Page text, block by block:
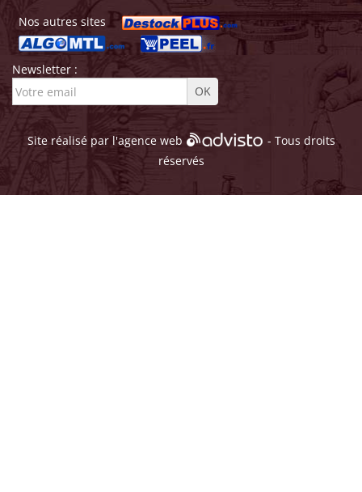
Nos autres sites
Newsletter :
Site réalisé par l'agence web
- Tous droits
réservés